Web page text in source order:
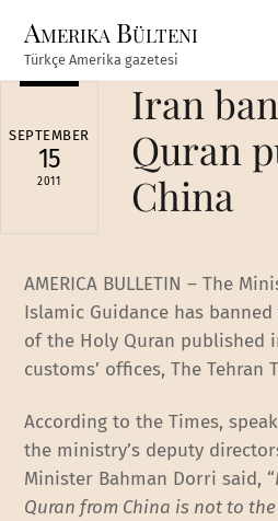
content
Amerika Bülteni
Türkçe Amerika gazetesi
SEPTEMBER
15
2011
Iran
Quran
China
AMERICA BULLETIN – The
Islamic Guidance has
of the Holy Quran published
customs’ offices, The Tehran
According to the Times,
the ministry’s deputy
Minister Bahman Dorri said, “
Quran from China is not to